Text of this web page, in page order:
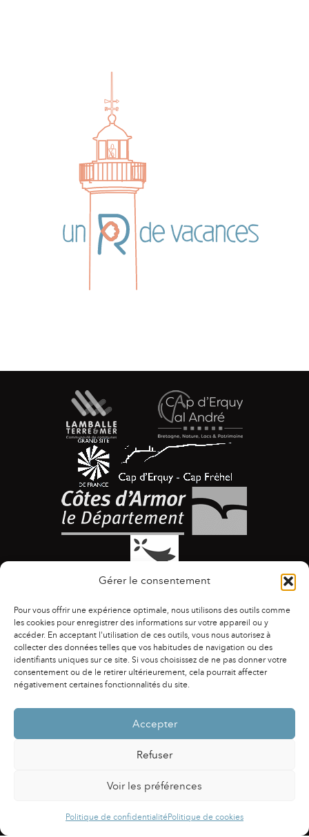
Gérer le consentement
Pour vous offrir une expérience optimale, nous utilisons des outils comme
les cookies pour enregistrer des informations sur votre appareil ou y
accéder. En acceptant l'utilisation de ces outils, vous nous autorisez à
collecter des données telles que vos habitudes de navigation ou des
identifiants uniques sur ce site. Si vous choisissez de ne pas donner votre
consentement ou de le retirer ultérieurement, cela pourrait affecter
négativement certaines fonctionnalités du site.
Accepter
Refuser
Voir les préférences
Politique de confidentialitéPolitique de cookies
ACCESSIBILITÉ | AGENDA | ASSOCIATIONS
|
CONTACTS
PUBLICATIONS | ESPACE PRESSE